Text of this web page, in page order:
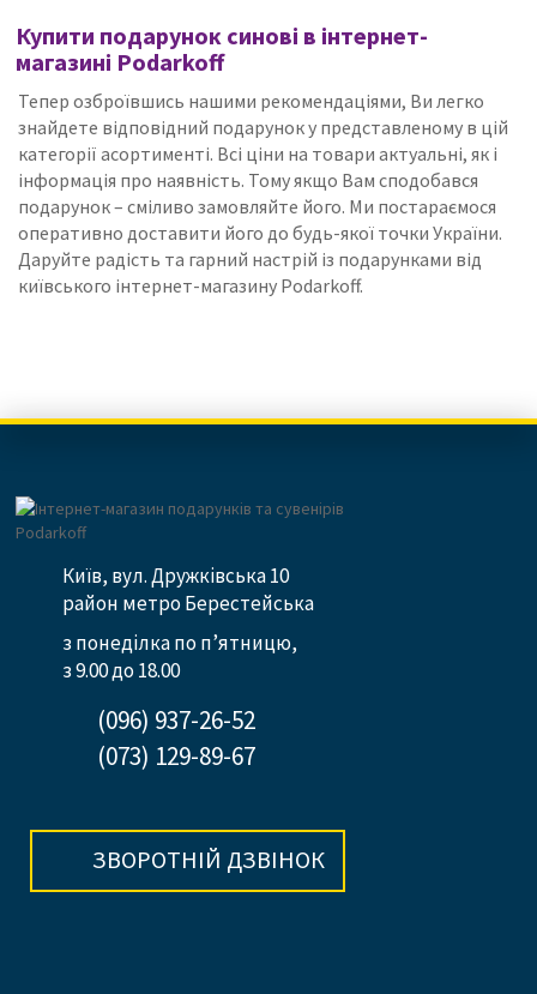
Купити подарунок синові в інтернет-
магазині Podarkoff
Тепер озброївшись нашими рекомендаціями, Ви легко
знайдете відповідний подарунок у представленому в цій
категорії асортименті. Всі ціни на товари актуальні, як і
інформація про наявність. Тому якщо Вам сподобався
подарунок – сміливо замовляйте його. Ми постараємося
оперативно доставити його до будь-якої точки України.
Даруйте радість та гарний настрій із подарунками від
київського інтернет-магазину Podarkoff.
Київ, вул. Дружківська 10
район метро Берестейська
з понеділка по п’ятницю,
з 9.00 до 18.00
(096) 937-26-52
(073) 129-89-67
ЗВОРОТНІЙ ДЗВІНОК